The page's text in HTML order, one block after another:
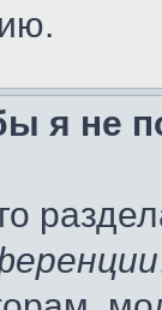
я не